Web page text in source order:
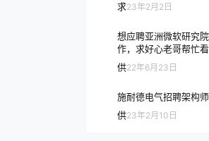
求23年2月2日
想应聘亚洲微软研究
作，求好心老哥帮忙
历
供22年6月23日
施耐德电气招聘架构师
供23年2月10日